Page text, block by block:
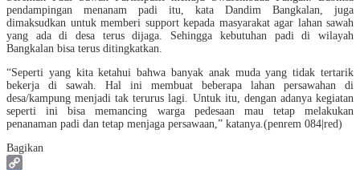
pendampingan menanam padi itu, kata Dandim Bangkalan, juga
dimaksudkan untuk memberi support kepada masyarakat agar lahan sawah
yang ada di desa terus dijaga. Sehingga kebutuhan padi di wilayah
Bangkalan bisa terus ditingkatkan.
“Seperti yang kita ketahui bahwa banyak anak muda yang tidak tertarik
bekerja di sawah. Hal ini membuat beberapa lahan persawahan di
desa/kampung menjadi tak terurus lagi. Untuk itu, dengan adanya kegiatan
seperti ini bisa memancing warga pedesaan mau tetap melakukan
penanaman padi dan tetap menjaga persawaan,” katanya.(penrem 084|red)
Bagikan